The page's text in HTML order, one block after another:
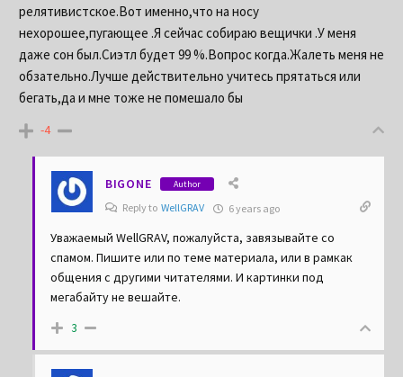
релятивистское.Вот именно,что на носу
нехорошее,пугающее .Я сейчас собираю вещички .У меня
даже сон был.Сиэтл будет 99 %.Вопрос когда.Жалеть меня не
обзательно.Лучше действительно учитесь прятаться или
бегать,да и мне тоже не помешало бы
-4
BIGONE Author
Reply to WellGRAV 6 years ago
Уважаемый WellGRAV, пожалуйста, завязывайте со
спамом. Пишите или по теме материала, или в рамкак
общения с другими читателями. И картинки под
мегабайту не вешайте.
3